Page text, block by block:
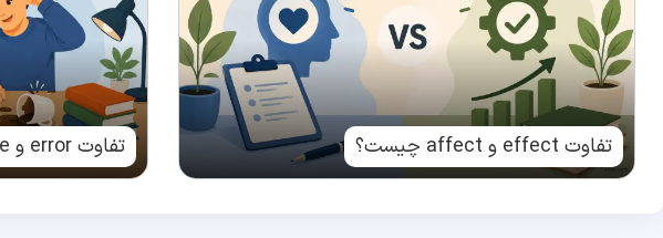
تفاوت effect و affect چیست؟ تفاوت error و mistake چیست؟